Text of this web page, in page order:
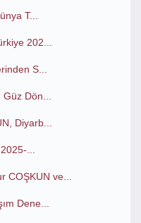
T...
202...
S...
Dön...
Diyarb...
...
COŞKUN ve...
Dene...